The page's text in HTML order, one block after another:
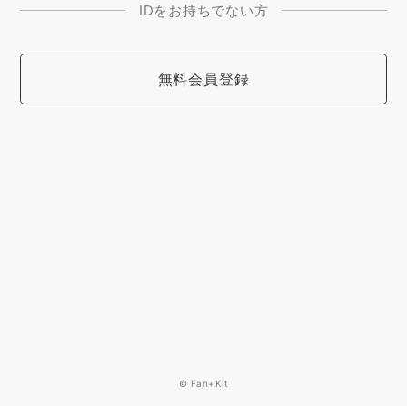
IDをお持ちでない方
無料会員登録
© Fan+Kit